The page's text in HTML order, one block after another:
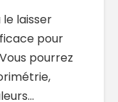
laisser
pour
pourrez